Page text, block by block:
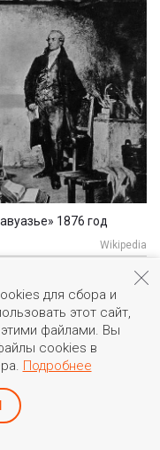
1876 год
Wikipedia
В УЧЕНЫХ
откуп. В 1793
комиссию для
и грабежей
откупщиков
для сбора и
этот сайт,
файлами. Вы
cookies в
Подробнее